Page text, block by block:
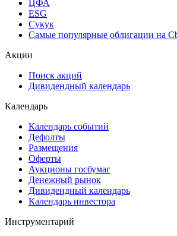
ЦФА
ESG
Сукук
Самые популярные облигации на
Акции
Поиск акций
Дивидендный календарь
Календарь
Календарь событий
Дефолты
Размещения
Оферты
Аукционы госбумаг
Денежный рынок
Дивидендный календарь
Календарь инвестора
Инструментарий